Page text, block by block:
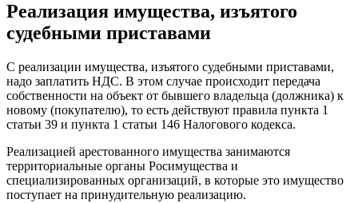
Реализация имущества, изъятого
судебными приставами
С реализации имущества, изъятого судебными приставами,
надо заплатить НДС. В этом случае происходит передача
собственности на объект от бывшего владельца (должника) к
новому (покупателю), то есть действуют правила пункта 1
статьи 39 и пункта 1 статьи 146 Налогового кодекса.
Реализацией арестованного имущества занимаются
территориальные органы Росимущества и
специализированных организаций, в которые это имущество
поступает на принудительную реализацию.